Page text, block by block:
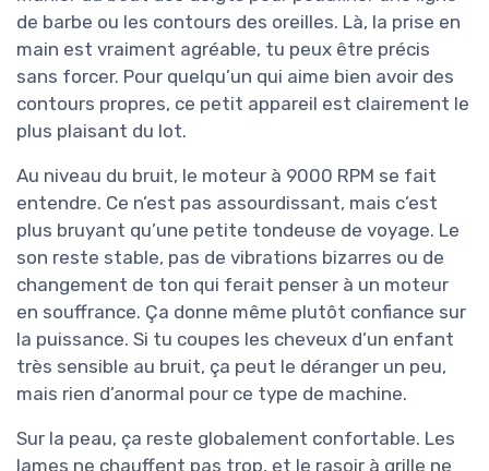
de barbe ou les contours des oreilles. Là, la prise en
main est vraiment agréable, tu peux être précis
sans forcer. Pour quelqu’un qui aime bien avoir des
contours propres, ce petit appareil est clairement le
plus plaisant du lot.
Au niveau du bruit, le moteur à 9000 RPM se fait
entendre. Ce n’est pas assourdissant, mais c’est
plus bruyant qu’une petite tondeuse de voyage. Le
son reste stable, pas de vibrations bizarres ou de
changement de ton qui ferait penser à un moteur
en souffrance. Ça donne même plutôt confiance sur
la puissance. Si tu coupes les cheveux d’un enfant
très sensible au bruit, ça peut le déranger un peu,
mais rien d’anormal pour ce type de machine.
Sur la peau, ça reste globalement confortable. Les
lames ne chauffent pas trop, et le rasoir à grille ne